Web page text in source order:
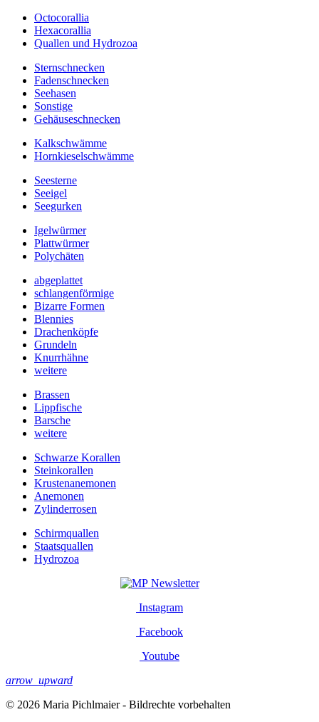
Octocorallia
Hexacorallia
Quallen und Hydrozoa
Sternschnecken
Fadenschnecken
Seehasen
Sonstige
Gehäuseschnecken
Kalkschwämme
Hornkieselschwämme
Seesterne
Seeigel
Seegurken
Igelwürmer
Plattwürmer
Polychäten
abgeplattet
schlangenförmige
Bizarre Formen
Blennies
Drachenköpfe
Grundeln
Knurrhähne
weitere
Brassen
Lippfische
Barsche
weitere
Schwarze Korallen
Steinkorallen
Krustenanemonen
Anemonen
Zylinderrosen
Schirmquallen
Staatsquallen
Hydrozoa
Newsletter
Instagram
Facebook
Youtube
arrow_upward
© 2026 Maria Pichlmaier - Bildrechte vorbehalten